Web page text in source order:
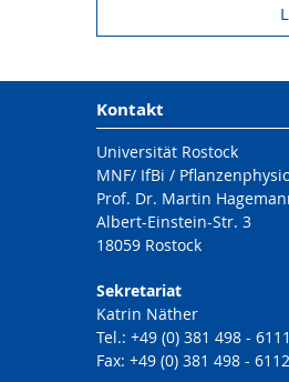
Kontakt
Universität Rostock
MNF/ IfBi /
Prof. Dr. Martin
Albert-Einstein-Str. 3
18059 Rostock
Sekretariat
Katrin Näther
Tel.: +49 (0) 381 498 - 6111
Fax: +49 (0) 381 498 - 6112